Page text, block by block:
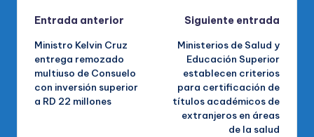
Navegación
de
entradas
Entrada anterior
Ministro Kelvin Cruz
entrega remozado
multiuso de Consuelo
con inversión superior
a RD 22 millones
Siguiente entrada
Ministerios de Salud y
Educación Superior
establecen criterios
para certificación de
títulos académicos de
extranjeros en áreas
de la salud